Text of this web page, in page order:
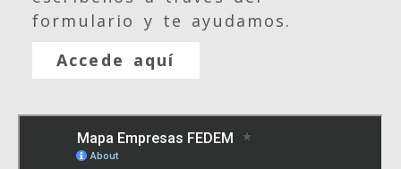
formulario y te ayudamos.
Accede aquí